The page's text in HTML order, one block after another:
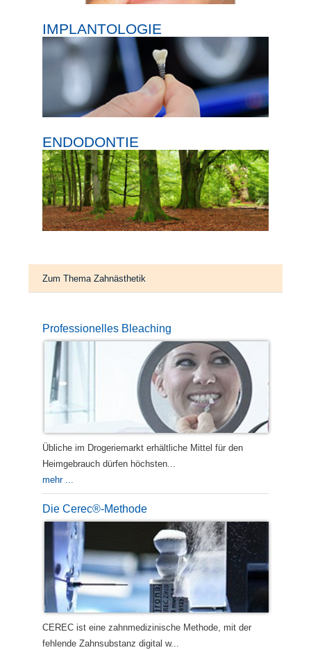
IMPLANTOLOGIE
ENDODONTIE
Zum Thema Zahnästhetik
Professionelles Bleaching
Übliche im Drogeriemarkt erhältliche Mittel für den
Heimgebrauch dürfen höchsten...
mehr ...
Die Cerec®-Methode
CEREC ist eine zahnmedizinische Methode, mit der
fehlende Zahnsubstanz digital w...